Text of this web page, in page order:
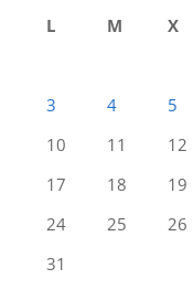
L
M X
3
4 5
10
11 12
17
18 19
24
25 26
31